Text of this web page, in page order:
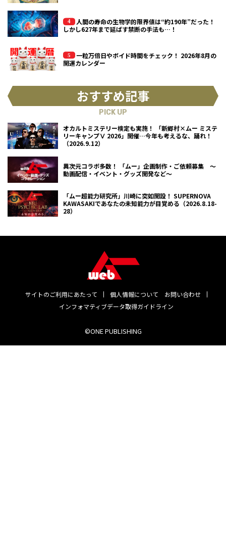
人間の寿命の生物学的限界値は“約190年”だった！
しかし627年まで延ばす禁断の手法も…！
一粒万倍日やボイド時間をチェック！ 2026年8月の
開運カレンダー
おすすめ記事
PICK UP
オカルトミステリー検定も実施！ 「新郷村×ムー ミステ
リーキャンプⅤ 2026」開催…今年も考えるな、踊れ！
（2026.9.12）
異次元コラボ多数！ 「ムー」企画制作・ご依頼募集 ～
動画配信・イベント・グッズ開発など～
「ムー超能力研究所」川崎に突如開設！ SUPERNOVA
KAWASAKIであなたの未知能力が目覚める（2026.8.18-
28）
サイトのご利用にあたって 個人情報について
お問い合わせ
インフォマティブデータ取得ガイドライン
©ONE PUBLISHING